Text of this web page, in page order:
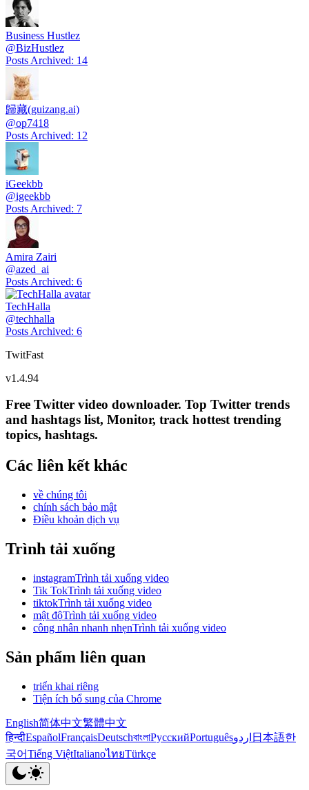
Business Hustlez
@BizHustlez
Posts Archived: 14
歸藏(guizang.ai)
@op7418
Posts Archived: 12
iGeekbb
@igeekbb
Posts Archived: 7
Amira Zairi
@azed_ai
Posts Archived: 6
TechHalla
@techhalla
Posts Archived: 6
TwitFast
v1.4.94
Free Twitter video downloader. Top Twitter trends
and hashtags list, Monitor, track hottest trending
topics, hashtags.
Các liên kết khác
về chúng tôi
chính sách bảo mật
Điều khoản dịch vụ
Trình tải xuống
instagramTrình tải xuống video
Tik TokTrình tải xuống video
tiktokTrình tải xuống video
mật độTrình tải xuống video
công nhân nhanh nhẹnTrình tải xuống video
Sản phẩm liên quan
triển khai riêng
Tiện ích bổ sung của Chrome
English简体中文繁體中文
हिन्दीEspañolFrançaisDeutschবাংলাРусскийPortuguêsاردو 日本語한
국어Tiếng ViệtItalianoไทยTürkçe